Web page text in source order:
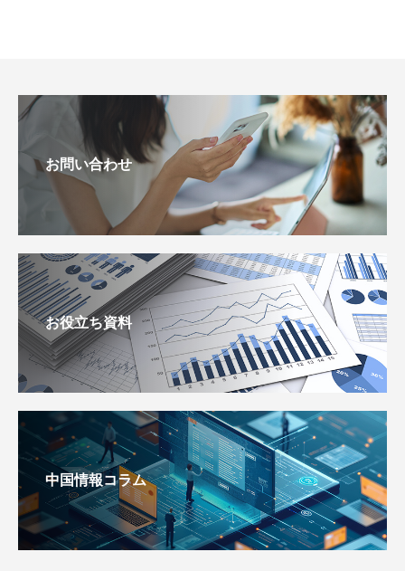
お問い合わせ
お役立ち資料
中国情報コラム